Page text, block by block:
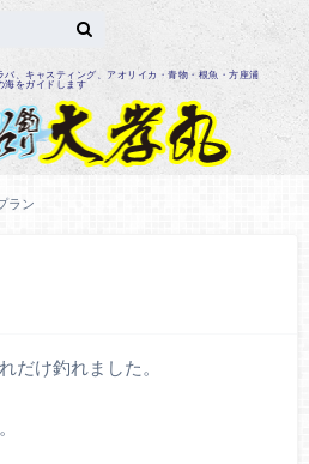
、キャスティング、アオリイカ・青物・根魚・方座浦
海をガイドします
ラン
だけ釣れました。